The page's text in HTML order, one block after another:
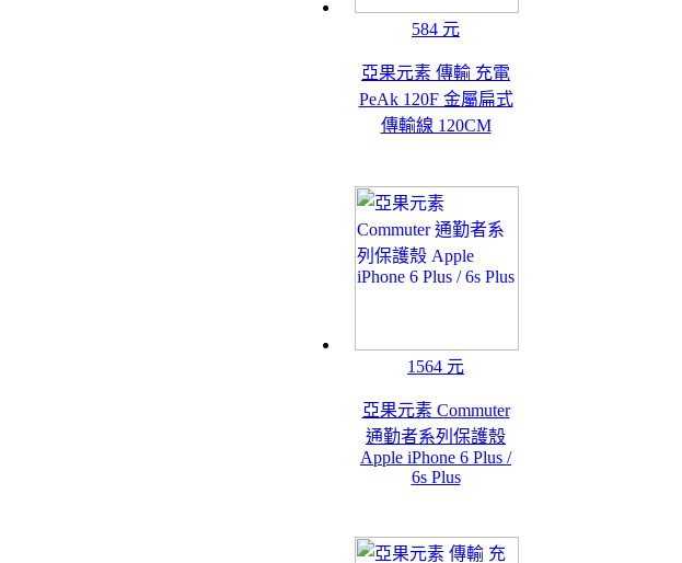
584 元
亞果元素 傳輸 充電
PeAk 120F 金屬扁式
傳輸線 120CM
1564 元
亞果元素 Commuter
通勤者系列保護殼
Apple iPhone 6 Plus /
6s Plus